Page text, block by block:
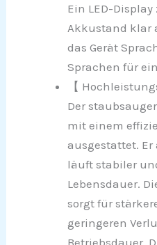
Ein LED-
Akkustand klar
das Gerät
Sprachen für
【
Der
mit einem
ausgestattet.
läuft stabiler
Lebensdauer.
sorgt für
geringeren
Betriebsdauer.